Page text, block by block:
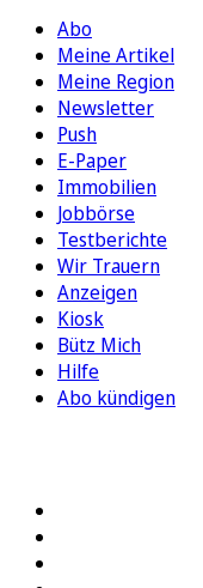
Abo
Meine Artikel
Meine Region
Newsletter
Push
E-Paper
Immobilien
Jobbörse
Testberichte
Wir Trauern
Anzeigen
Kiosk
Bütz Mich
Hilfe
Abo kündigen